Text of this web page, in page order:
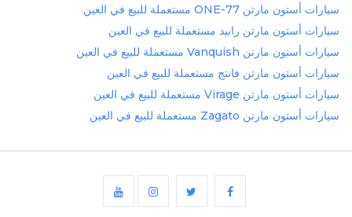
سيارات أستون مارتن ONE-77 مستعملة للبيع في العين
سيارات أستون مارتن رابيد مستعملة للبيع في العين
سيارات أستون مارتن Vanquish مستعملة للبيع في العين
سيارات أستون مارتن فانتج مستعملة للبيع في العين
سيارات أستون مارتن Virage مستعملة للبيع في العين
سيارات أستون مارتن Zagato مستعملة للبيع في العين